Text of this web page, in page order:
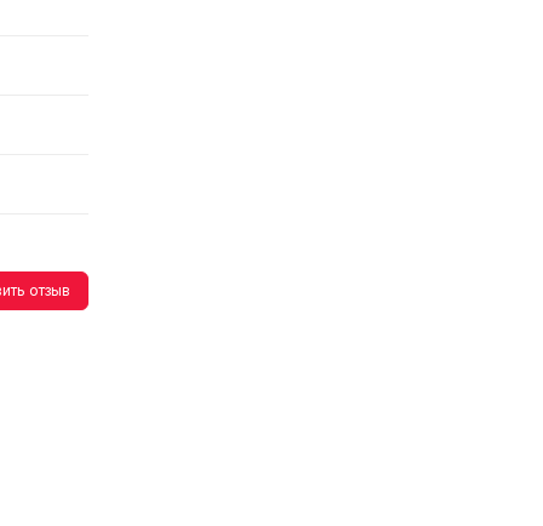
отзыв